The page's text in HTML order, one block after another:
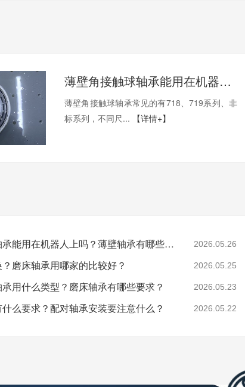
薄壁角接触球轴承能用在机器人上吗？薄壁轴承有哪些优点？
薄壁角接触球轴承常见的有718、719系列、非
标系列，不同尺...
【详情+】
薄壁角接触球轴承能用在机器人上吗？薄壁轴承有哪些优点？ 2026.05.26
磨床轴承用哪家的比较好？ 2026.05.25
用什么类型？磨床轴承有哪些要求？ 2026.05.23
么要求？配对轴承安装要注意什么？ 2026.05.22